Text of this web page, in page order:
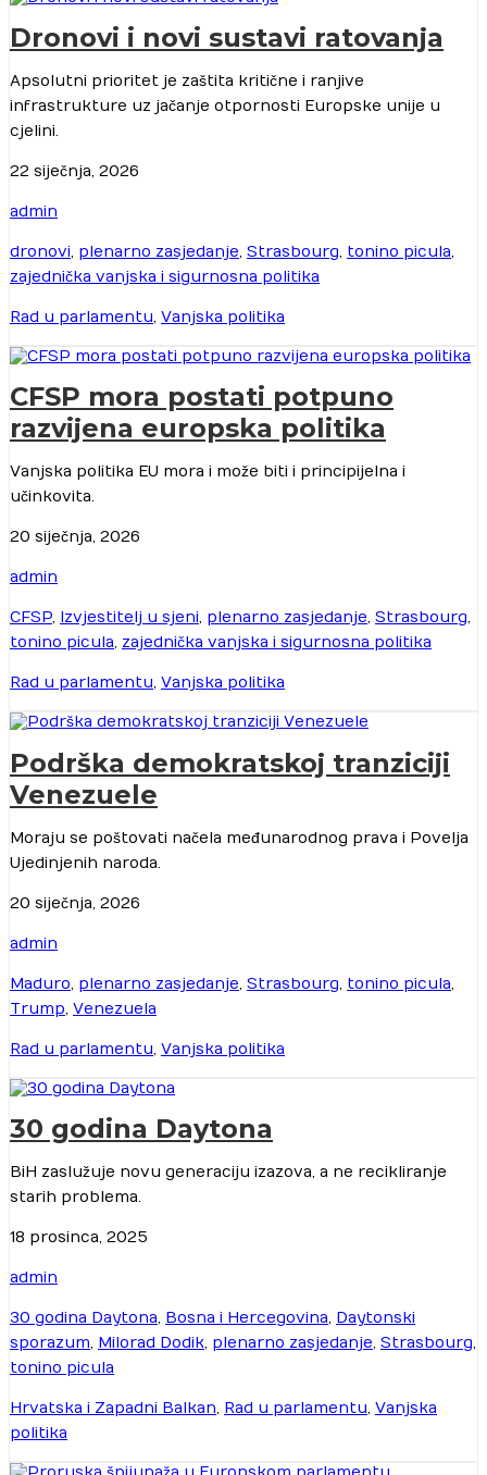
Dronovi i novi sustavi ratovanja
Apsolutni prioritet je zaštita kritične i ranjive
infrastrukture uz jačanje otpornosti Europske unije u
cjelini.
22 siječnja, 2026
admin
dronovi, plenarno zasjedanje, Strasbourg, tonino picula,
zajednička vanjska i sigurnosna politika
Rad u parlamentu, Vanjska politika
CFSP mora postati potpuno
razvijena europska politika
Vanjska politika EU mora i može biti i principijelna i
učinkovita.
20 siječnja, 2026
admin
CFSP, Izvjestitelj u sjeni, plenarno zasjedanje, Strasbourg,
tonino picula, zajednička vanjska i sigurnosna politika
Rad u parlamentu, Vanjska politika
Podrška demokratskoj tranziciji
Venezuele
Moraju se poštovati načela međunarodnog prava i Povelja
Ujedinjenih naroda.
20 siječnja, 2026
admin
Maduro, plenarno zasjedanje, Strasbourg, tonino picula,
Trump, Venezuela
Rad u parlamentu, Vanjska politika
30 godina Daytona
BiH zaslužuje novu generaciju izazova, a ne recikliranje
starih problema.
18 prosinca, 2025
admin
30 godina Daytona, Bosna i Hercegovina, Daytonski
sporazum, Milorad Dodik, plenarno zasjedanje, Strasbourg,
tonino picula
Hrvatska i Zapadni Balkan, Rad u parlamentu, Vanjska
politika